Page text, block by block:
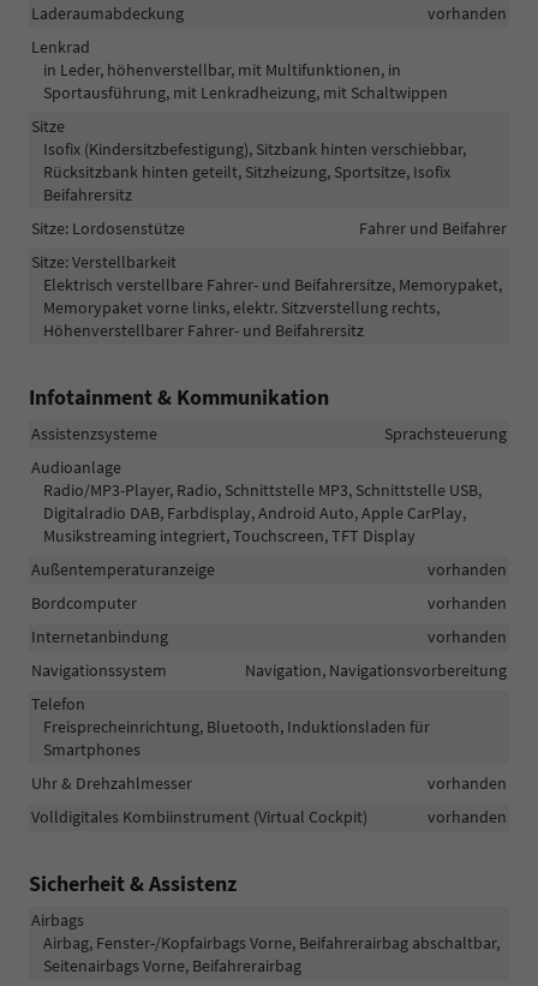
Laderaumabdeckung
vorhanden
Lenkrad
in Leder, höhenverstellbar, mit Multifunktionen, in
Sportausführung, mit Lenkradheizung, mit Schaltwippen
Sitze
Isofix (Kindersitzbefestigung), Sitzbank hinten verschiebbar,
Rücksitzbank hinten geteilt, Sitzheizung, Sportsitze, Isofix
Beifahrersitz
Sitze: Lordosenstütze
Fahrer und Beifahrer
Sitze: Verstellbarkeit
Elektrisch verstellbare Fahrer- und Beifahrersitze, Memorypaket,
Memorypaket vorne links, elektr. Sitzverstellung rechts,
Höhenverstellbarer Fahrer- und Beifahrersitz
Infotainment & Kommunikation
Assistenzsysteme
Sprachsteuerung
Audioanlage
Radio/MP3-Player, Radio, Schnittstelle MP3, Schnittstelle USB,
Digitalradio DAB, Farbdisplay, Android Auto, Apple CarPlay,
Musikstreaming integriert, Touchscreen, TFT Display
Außentemperaturanzeige
vorhanden
Bordcomputer
vorhanden
Internetanbindung
vorhanden
Navigationssystem
Navigation, Navigationsvorbereitung
Telefon
Freisprecheinrichtung, Bluetooth, Induktionsladen für
Smartphones
Uhr & Drehzahlmesser
vorhanden
Volldigitales Kombiinstrument (Virtual Cockpit)
vorhanden
Sicherheit & Assistenz
Airbags
Airbag, Fenster-/Kopfairbags Vorne, Beifahrerairbag abschaltbar,
Seitenairbags Vorne, Beifahrerairbag